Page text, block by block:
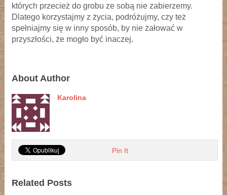
których przecież do grobu ze sobą nie zabierzemy.
Dlatego korzystajmy z życia, podróżujmy, czy też
spełniajmy się w inny sposób, by nie żałować w
przyszłości, że mogło być inaczej.
About Author
Karolina
Pin It
Related Posts